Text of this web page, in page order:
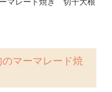
マレード焼き 切干大根
マーマレード焼